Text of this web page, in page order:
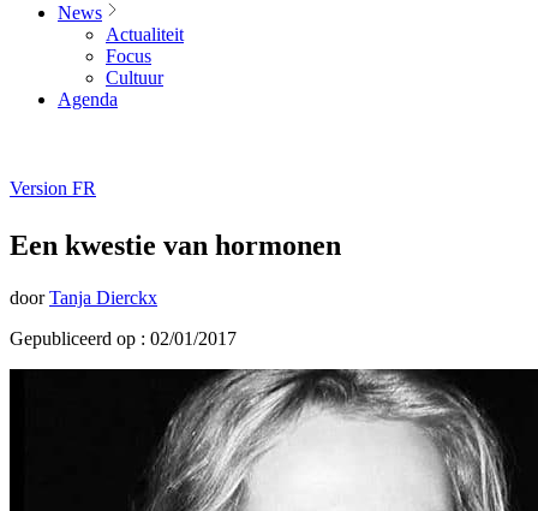
News
Actualiteit
Focus
Cultuur
Agenda
Version FR
Een kwestie van hormonen
door Tanja Dierckx
Gepubliceerd op : 02/01/2017